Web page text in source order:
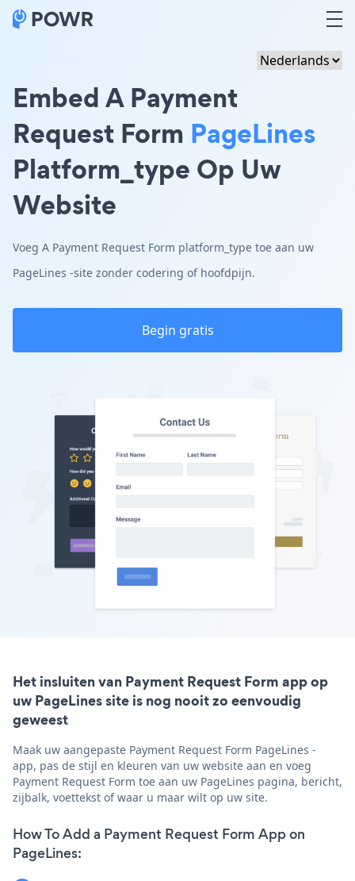
Embed A Payment
Request Form PageLines
Platform_type Op Uw
Website
Voeg A Payment Request Form platform_type toe aan uw
PageLines -site zonder codering of hoofdpijn.
Begin gratis
Het insluiten van Payment Request Form app op
uw PageLines site is nog nooit zo eenvoudig
geweest
Maak uw aangepaste Payment Request Form PageLines -
app, pas de stijl en kleuren van uw website aan en voeg
Payment Request Form toe aan uw PageLines pagina, bericht,
zijbalk, voettekst of waar u maar wilt op uw site.
How To Add a Payment Request Form App on
PageLines: